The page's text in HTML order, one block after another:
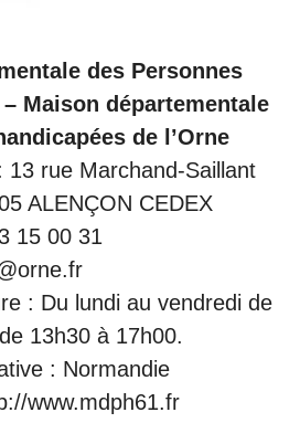
des Personnes
Maison départementale
de l’Orne
13 rue Marchand-Saillant
ALENÇON CEDEX
15 00 31
: Du lundi au vendredi de
13h30 à 17h00.
: Normandie
www.mdph61.fr